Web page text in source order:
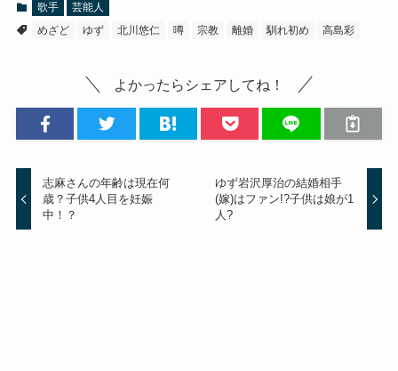
歌手
芸能人
めざど
ゆず 北川悠仁 噂 宗教 離婚 馴れ初め 高島彩
よかったらシェアしてね！
志麻さんの年齢は現在何
歳？子供4人目を妊娠
中！？
ゆず岩沢厚治の結婚相手
(嫁)はファン!?子供は娘が1
人?